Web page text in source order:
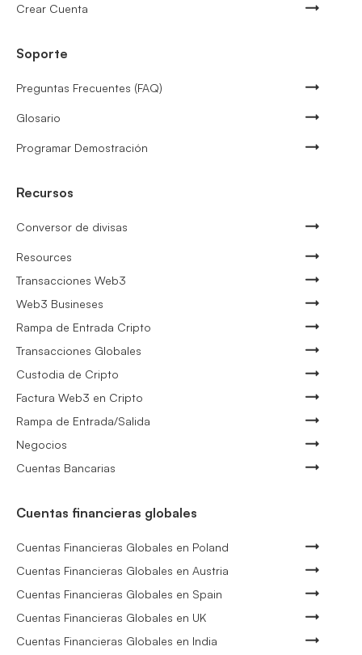
Crear Cuenta
Soporte
Preguntas Frecuentes (FAQ)
Glosario
Programar Demostración
Recursos
Conversor de divisas
Resources
Transacciones Web3
Web3 Busineses
Rampa de Entrada Cripto
Transacciones Globales
Custodia de Cripto
Factura Web3 en Cripto
Rampa de Entrada/Salida
Negocios
Cuentas Bancarias
Cuentas financieras globales
Cuentas Financieras Globales en Poland
Cuentas Financieras Globales en Austria
Cuentas Financieras Globales en Spain
Cuentas Financieras Globales en UK
Cuentas Financieras Globales en India